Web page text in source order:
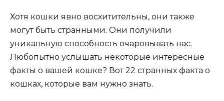
Хотя кошки явно восхитительны, они также
могут быть странными. Они получили
уникальную способность очаровывать нас.
Любопытно услышать некоторые интересные
факты о вашей кошке? Вот 22 странных факта о
кошках, которые вам нужно знать.